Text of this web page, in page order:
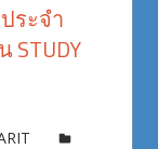
ระจำ